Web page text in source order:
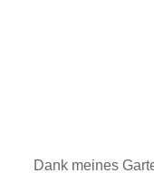
Dank meines